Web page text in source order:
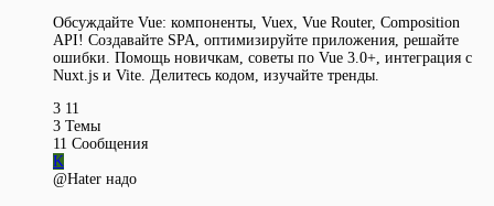
Обсуждайте Vue: компоненты, Vuex, Vue Router, Composition
API! Создавайте SPA, оптимизируйте приложения, решайте
ошибки. Помощь новичкам, советы по Vue 3.0+, интеграция с
Nuxt.js и Vite. Делитесь кодом, изучайте тренды.
3 11
3 Темы
11 Сообщения
K
@Hater надо